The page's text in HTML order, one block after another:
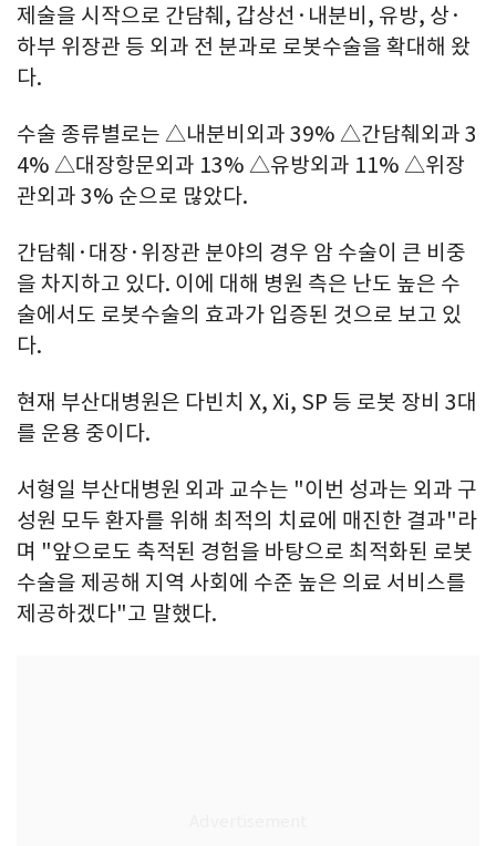
제술을 시작으로 간담췌, 갑상선·내분비, 유방, 상·
하부 위장관 등 외과 전 분과로 로봇수술을 확대해 왔
다.
수술 종류별로는 △내분비외과 39% △간담췌외과 3
4% △대장항문외과 13% △유방외과 11% △위장
관외과 3% 순으로 많았다.
간담췌·대장·위장관 분야의 경우 암 수술이 큰 비중
을 차지하고 있다. 이에 대해 병원 측은 난도 높은 수
술에서도 로봇수술의 효과가 입증된 것으로 보고 있
다.
현재 부산대병원은 다빈치 X, Xi, SP 등 로봇 장비 3대
를 운용 중이다.
서형일 부산대병원 외과 교수는 "이번 성과는 외과 구
성원 모두 환자를 위해 최적의 치료에 매진한 결과"라
며 "앞으로도 축적된 경험을 바탕으로 최적화된 로봇
수술을 제공해 지역 사회에 수준 높은 의료 서비스를
제공하겠다"고 말했다.